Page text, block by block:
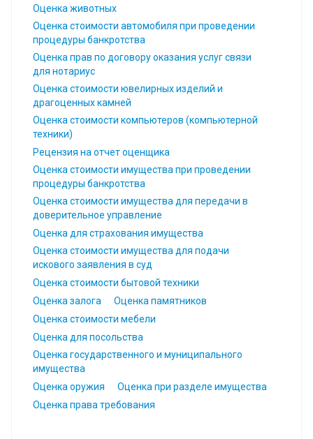
Оценка животных
Оценка стоимости автомобиля при проведении
процедуры банкротства
Оценка прав по договору оказания услуг связи
для нотариус
Оценка стоимости ювелирных изделий и
драгоценных камней
Оценка стоимости компьютеров (компьютерной
техники)
Рецензия на отчет оценщика
Оценка стоимости имущества при проведении
процедуры банкротства
Оценка стоимости имущества для передачи в
доверительное управление
Оценка для страхования имущества
Оценка стоимости имущества для подачи
искового заявления в суд
Оценка стоимости бытовой техники
Оценка залога
Оценка памятников
Оценка стоимости мебели
Оценка для посольства
Оценка государственного и муниципального
имущества
Оценка оружия
Оценка при разделе имущества
Оценка права требования